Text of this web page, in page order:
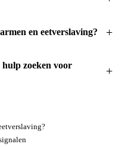
en eetverslaving?
hulp zoeken voor